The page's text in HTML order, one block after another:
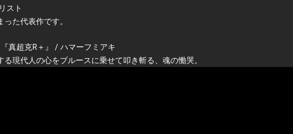
スト
た代表作です。
真超克R＋』 / ハマーフミアキ
現代人の心をブルースに乗せて叩き斬る、魂の慟哭。